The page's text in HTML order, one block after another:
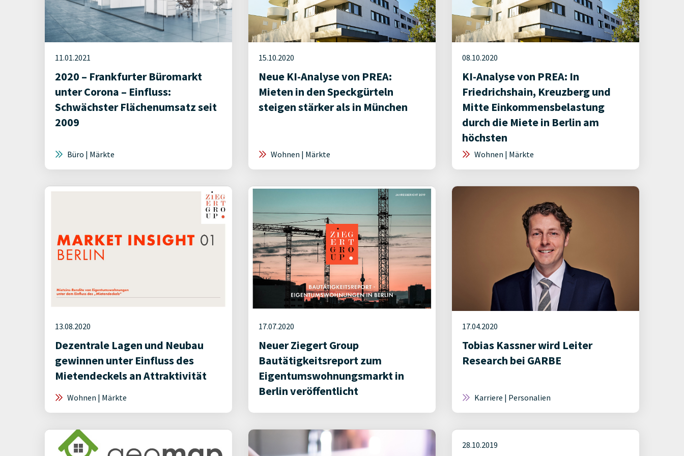
11.01.2021
2020 – Frankfurter Büromarkt
unter Corona – Einfluss:
Schwächster Flächenumsatz seit
2009
Büro | Märkte
15.10.2020
Neue KI-Analyse von PREA:
Mieten in den Speckgürteln
steigen stärker als in München
Wohnen | Märkte
08.10.2020
KI-Analyse von PREA: In
Friedrichshain, Kreuzberg und
Mitte Einkommensbelastung
durch die Miete in Berlin am
höchsten
Wohnen | Märkte
13.08.2020
Dezentrale Lagen und Neubau
gewinnen unter Einfluss des
Mietendeckels an Attraktivität
Wohnen | Märkte
17.07.2020
Neuer Ziegert Group
Bautätigkeitsreport zum
Eigentumswohnungsmarkt in
Berlin veröffentlicht
17.04.2020
Tobias Kassner wird Leiter
Research bei GARBE
Karriere | Personalien
28.10.2019